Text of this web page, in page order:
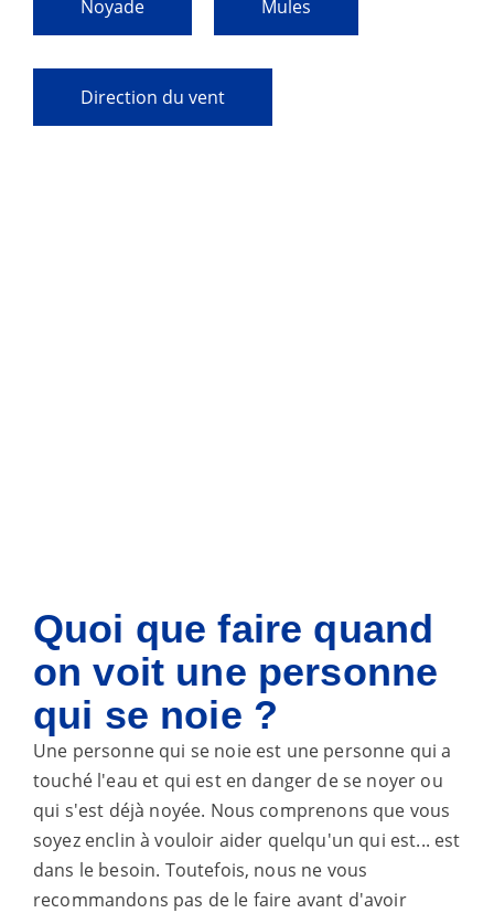
Noyade Mules
Direction du vent
Quoi que faire quand
on voit une personne
qui se noie ?
Une personne qui se noie est une personne qui a
touché l'eau et qui est en danger de se noyer ou
qui s'est déjà noyée. Nous comprenons que vous
soyez enclin à vouloir aider quelqu'un qui est... est
dans le besoin. Toutefois, nous ne vous
recommandons pas de le faire avant d'avoir